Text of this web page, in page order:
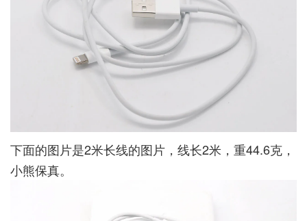
下面的图片是2米长线的图片，线长2米，重44.6克，
小熊保真。